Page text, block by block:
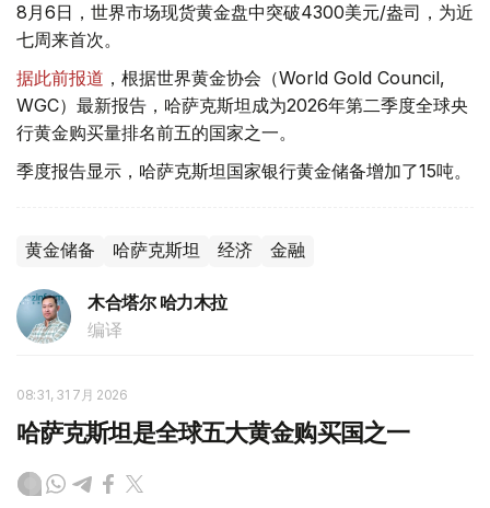
8月6日，世界市场现货黄金盘中突破4300美元/盎司，为近
七周来首次。
据此前报道 ，根据世界黄金协会（World Gold Council,
WGC）最新报告，哈萨克斯坦成为2026年第二季度全球央
行黄金购买量排名前五的国家之一。
季度报告显示，哈萨克斯坦国家银行黄金储备增加了15吨。
黄金储备 哈萨克斯坦 经济 金融
木合塔尔 哈力木拉
编译
08:31, 31 7月 2026
哈萨克斯坦是全球五大黄金购买国之一